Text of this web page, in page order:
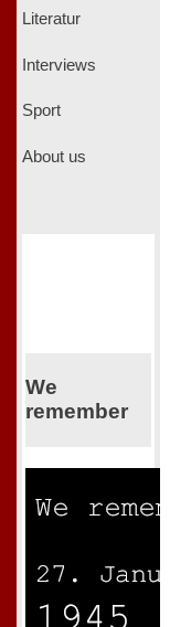
Literatur
Interviews
Sport
About us
We
remember